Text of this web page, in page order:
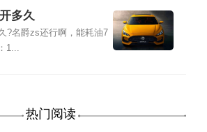
多久
?名爵zs还行啊，能耗油7
1...
热门阅读